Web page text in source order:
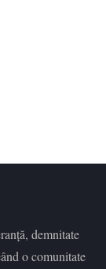
demnitate
o comunitate